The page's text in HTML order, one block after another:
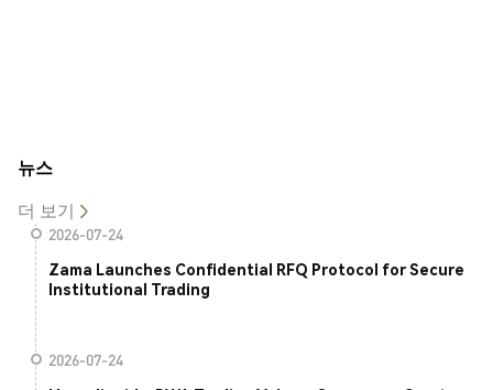
뉴스
더 보기
2026-07-24
Zama Launches Confidential RFQ Protocol for Secure
Institutional Trading
2026-07-24